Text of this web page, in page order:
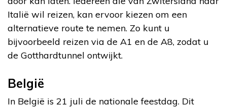
Italië wil reizen, kan ervoor kiezen om een
alternatieve route te nemen. Zo kunt u
bijvoorbeeld reizen via de A1 en de A8, zodat u
de Gotthardtunnel ontwijkt.
België
In België is 21 juli de nationale feestdag. Dit